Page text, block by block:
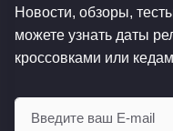
Новости, обзоры,
можете узнать даты
кроссовками или